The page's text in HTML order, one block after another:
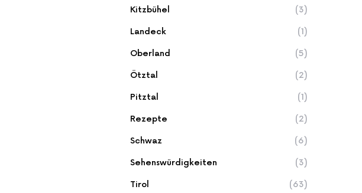
Kitzbühel (3)
Landeck (1)
Oberland (5)
Ötztal (2)
Pitztal (1)
Rezepte (2)
Schwaz (6)
Sehenswürdigkeiten (3)
Tirol (63)